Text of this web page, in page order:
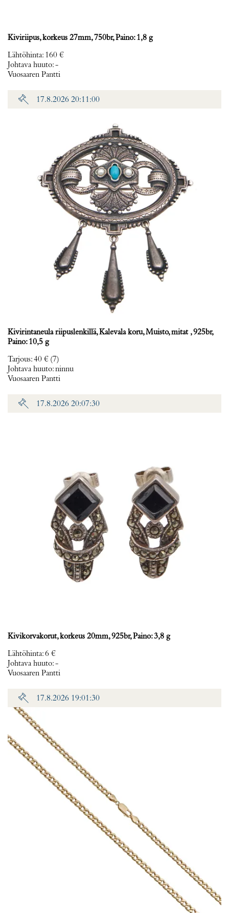
Kiviriipus, korkeus 27mm, 750br, Paino: 1,8 g
Lähtöhinta: 160 €
Johtava huuto:-
Vuosaaren Pantti
17.8.2026 20:11:00
Kivirintaneula riipuslenkillä, Kalevala koru, Muisto, mitat , 925br,
Paino: 10,5 g
Tarjous:40 € (7)
Johtava huuto:ninnu
Vuosaaren Pantti
17.8.2026 20:07:30
Kivikorvakorut, korkeus 20mm, 925br, Paino: 3,8 g
Lähtöhinta:6 €
Johtava huuto:-
Vuosaaren Pantti
17.8.2026 19:01:30